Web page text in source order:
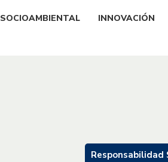
SOCIOAMBIENTAL INNOVACIÓN
Responsabilidad